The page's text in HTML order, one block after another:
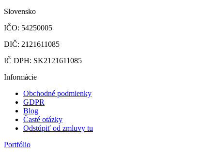
Slovensko
IČO: 54250005
DIČ: 2121611085
IČ DPH: SK2121611085
Informácie
Obchodné podmienky
GDPR
Blog
Časté otázky
Odstúpiť od zmluvy tu
Portfólio